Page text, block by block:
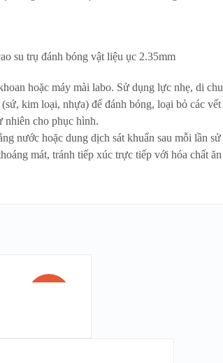
su trụ đánh bóng vật liệu ục 2.35mm
hoặc máy mài labo. Sử dụng lực nhẹ, di
kim loại, nhựa) để đánh bóng, loại bỏ các vết
nhiên cho phục hình.
nước hoặc dung dịch sát khuẩn sau mỗi lần sử
mát, tránh tiếp xúc trực tiếp với hóa chất